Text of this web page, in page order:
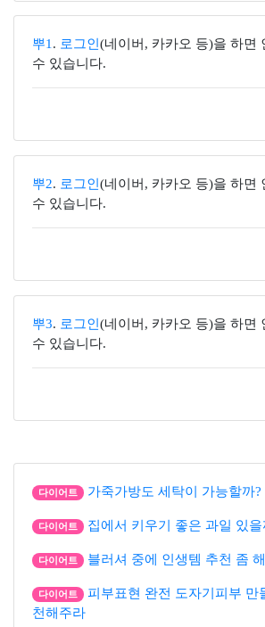
뿌1 . 로그인 (네이버, 카카오 등)을 하면
수 있습니다.
뿌2. 로그인 (네이버, 카카오 등)을 하면
수 있습니다.
뿌3. 로그인 (네이버, 카카오 등)을 하면
수 있습니다.
다이어트 가죽가방도 세탁이 가능할까?
다이어트 집에서 키우기 좋은 과일 있을
다이어트 블러셔 중에 인생템 추천 좀
다이어트
피부표현 완전 도자기피부 만
천해주라